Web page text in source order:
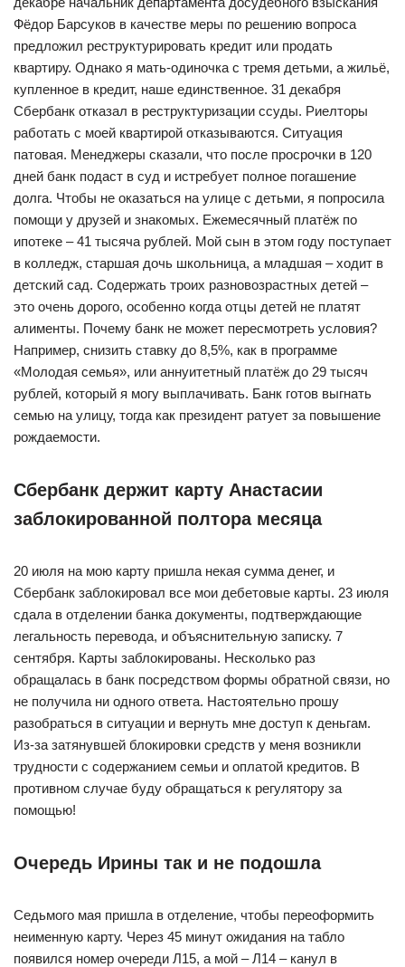
Фёдор Барсуков в качестве меры по решению вопроса
предложил реструктурировать кредит или продать
квартиру. Однако я мать-одиночка с тремя детьми, а жильё,
купленное в кредит, наше единственное. 31 декабря
Сбербанк отказал в реструктуризации ссуды. Риелторы
работать с моей квартирой отказываются. Ситуация
патовая. Менеджеры сказали, что после просрочки в 120
дней банк подаст в суд и истребует полное погашение
долга. Чтобы не оказаться на улице с детьми, я попросила
помощи у друзей и знакомых. Ежемесячный платёж по
ипотеке – 41 тысяча рублей. Мой сын в этом году поступает
в колледж, старшая дочь школьница, а младшая – ходит в
детский сад. Содержать троих разновозрастных детей –
это очень дорого, особенно когда отцы детей не платят
алименты. Почему банк не может пересмотреть условия?
Например, снизить ставку до 8,5%, как в программе
«Молодая семья», или аннуитетный платёж до 29 тысяч
рублей, который я могу выплачивать. Банк готов выгнать
семью на улицу, тогда как президент ратует за повышение
рождаемости.
Сбербанк держит карту Анастасии
заблокированной полтора месяца
20 июля на мою карту пришла некая сумма денег, и
Сбербанк заблокировал все мои дебетовые карты. 23 июля
сдала в отделении банка документы, подтверждающие
легальность перевода, и объяснительную записку. 7
сентября. Карты заблокированы. Несколько раз
обращалась в банк посредством формы обратной связи, но
не получила ни одного ответа. Настоятельно прошу
разобраться в ситуации и вернуть мне доступ к деньгам.
Из-за затянувшей блокировки средств у меня возникли
трудности с содержанием семьи и оплатой кредитов. В
противном случае буду обращаться к регулятору за
помощью!
Очередь Ирины так и не подошла
Седьмого мая пришла в отделение, чтобы переоформить
неименную карту. Через 45 минут ожидания на табло
появился номер очереди Л15, а мой – Л14 – канул в